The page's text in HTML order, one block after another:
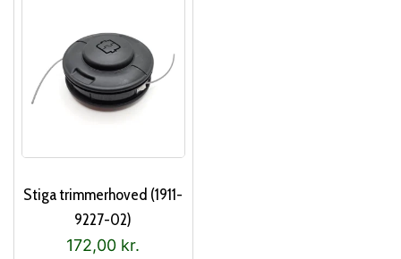
Stiga trimmerhoved (1911-
9227-02)
172,00 kr.